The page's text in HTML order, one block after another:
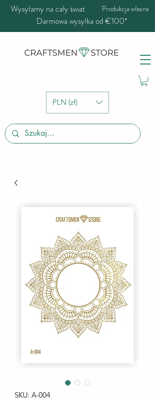
PLN (zł)
Wysyłamy na cały świat Produkcja własna
Darmowa wysyłka od €100*
SKU: A-004